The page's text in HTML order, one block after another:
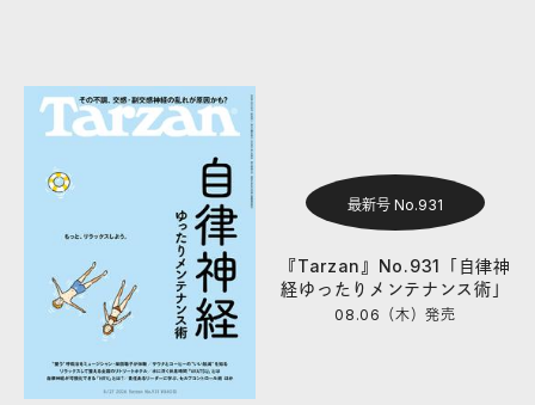
最新号 No.931
『Tarzan』No.931「自律神
経ゆったりメンテナンス術」
08.06（木）発売